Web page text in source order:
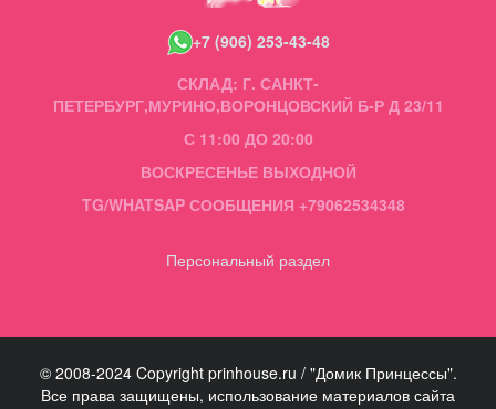
+7 (906) 253-43-48
СКЛАД: Г. САНКТ-
ПЕТЕРБУРГ,МУРИНО,ВОРОНЦОВСКИЙ Б-Р Д 23/11
С 11:00 ДО 20:00
ВОСКРЕСЕНЬЕ ВЫХОДНОЙ
TG/WHATSAP СООБЩЕНИЯ +79062534348
Персональный раздел
© 2008-2024 Copyright prinhouse.ru / "Домик Принцессы".
Все права защищены, использование материалов сайта